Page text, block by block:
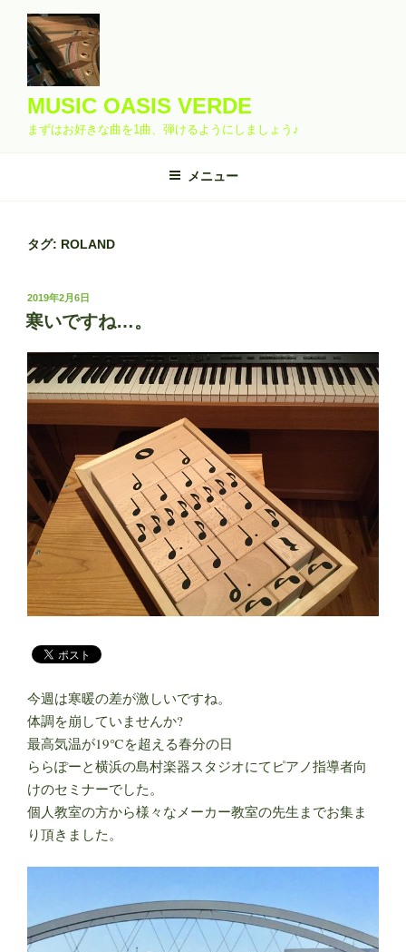
プ
MUSIC OASIS VERDE
まずはお好きな曲を1曲、弾けるようにしましょう♪
メニュー
タグ: ROLAND
投
稿
日:
2019年2月6日
寒いですね…。
今週は寒暖の差が激しいですね。
体調を崩していませんか?
最高気温が19℃を超える春分の日
ららぽーと横浜の島村楽器スタジオにてピアノ指導者向
けのセミナーでした。
個人教室の方から様々なメーカー教室の先生までお集ま
り頂きました。